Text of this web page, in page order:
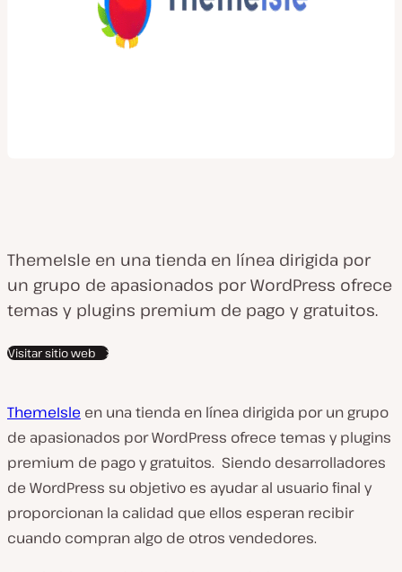
ThemeIsle en una tienda en línea dirigida por
un grupo de apasionados por WordPress ofrece
temas y plugins premium de pago y gratuitos.
Visitar sitio web
ThemeIsle en una tienda en línea dirigida por un grupo
de apasionados por WordPress ofrece temas y plugins
premium de pago y gratuitos. Siendo desarrolladores
de WordPress su objetivo es ayudar al usuario final y
proporcionan la calidad que ellos esperan recibir
cuando compran algo de otros vendedores.